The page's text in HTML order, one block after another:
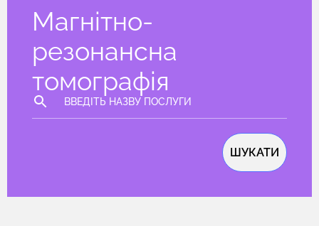
Магнітно-
резонансна
томографія
ШУКАТИ